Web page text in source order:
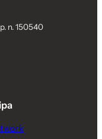
n. 150540